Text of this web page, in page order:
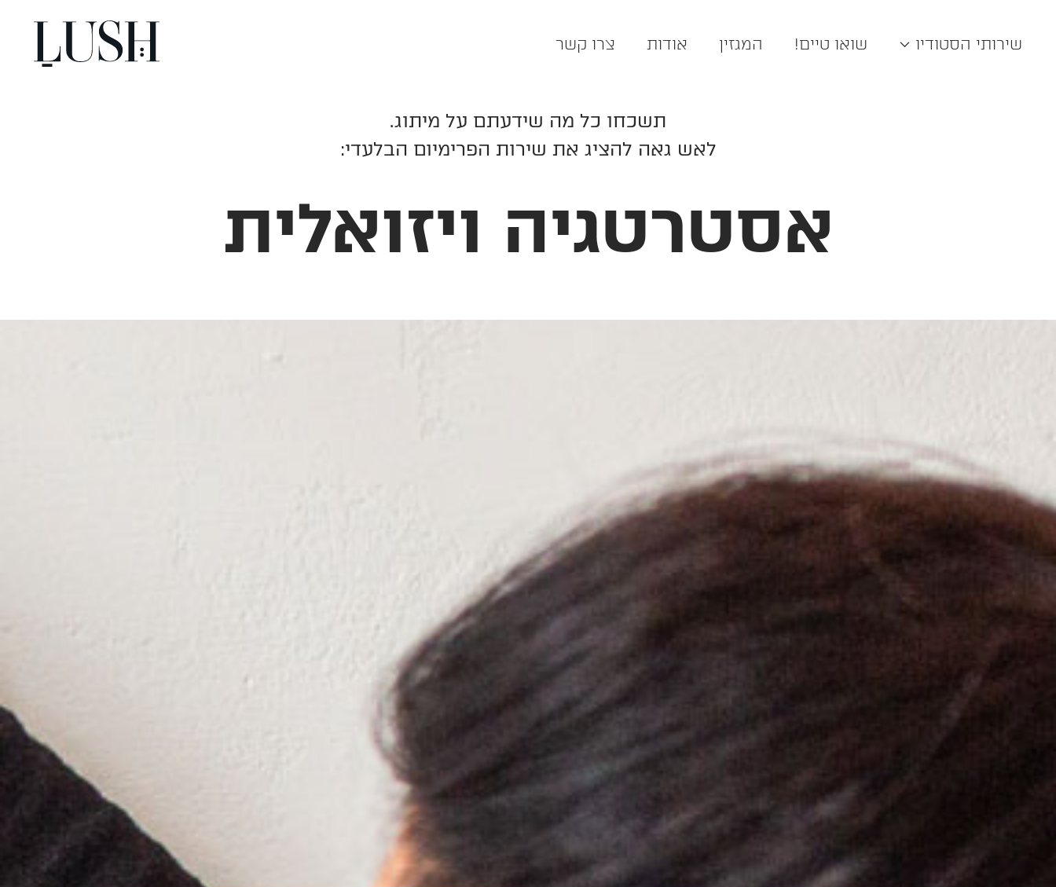
שירותי הסטודיו שואו טיים! המגזין אודות צרו קשר
תשכחו כל מה שידעתם על מיתוג.
לאש גאה להציג את שירות הפרימיום הבלעדי:
אסטרטגיה ויזואלית